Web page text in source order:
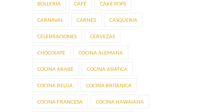
BOLLERÍA CAFÉ CAKE POPS
CARNAVAL CARNES CASQUERÍA
CELEBRACIONES CERVEZAS
CHOCOLATE COCINA ALEMANA
COCINA ÁRABE COCINA ASIÁTICA
COCINA BELGA COCINA BRITÁNICA
COCINA FRANCESA COCINA HAWAIANA